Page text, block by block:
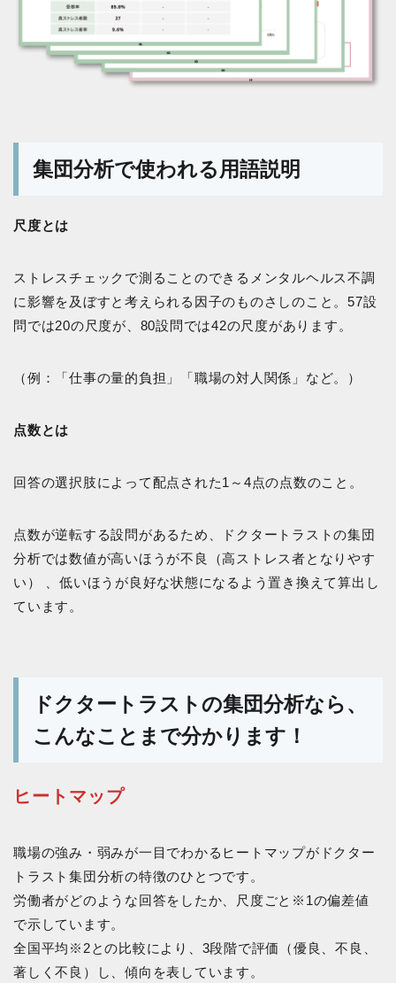
集団分析で使われる用語説明
尺度とは
ストレスチェックで測ることのできるメンタルヘルス不調
に影響を及ぼすと考えられる因子のものさしのこと。57設
問では20の尺度が、80設問では42の尺度があります。
（例：「仕事の量的負担」「職場の対人関係」など。）
点数とは
回答の選択肢によって配点された1～4点の点数のこと。
点数が逆転する設問があるため、ドクタートラストの集団
分析では数値が高いほうが不良（高ストレス者となりやす
い） 、低いほうが良好な状態になるよう置き換えて算出し
ています。
ドクタートラストの集団分析なら、
こんなことまで分かります！
ヒートマップ
職場の強み・弱みが一目でわかるヒートマップがドクター
トラスト集団分析の特徴のひとつです。
労働者がどのような回答をしたか、尺度ごと※1の偏差値
で示しています。
全国平均※2との比較により、3段階で評価（優良、不良、
著しく不良）し、傾向を表しています。